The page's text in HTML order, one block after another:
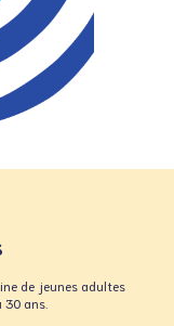
de jeunes adultes
30 ans.